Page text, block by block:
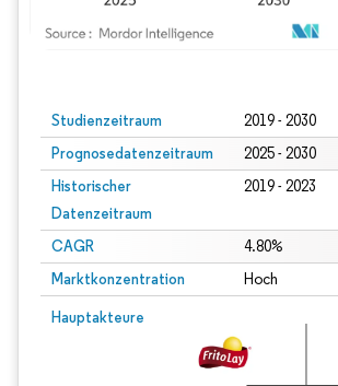
Studienzeitraum 2019 - 2030
Prognosedatenzeitraum 2025 - 2030
Historischer
Datenzeitraum
2019 - 2023
CAGR 4.80%
Marktkonzentration Hoch
Hauptakteure